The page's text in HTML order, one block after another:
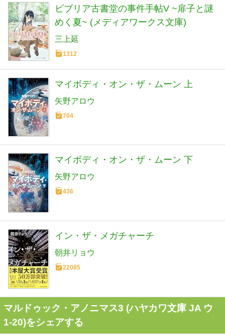
ビブリア古書堂の事件手帖V ~扉子と謎
めく夏~ (メディアワークス文庫)
三上延
1312
マイボディ・オン・ザ・ムーン 上
矢野アロウ
704
マイボディ・オン・ザ・ムーン 下
矢野アロウ
436
イン・ザ・メガチャーチ
朝井リョウ
22085
マルドゥック・アノニマス3 (ハヤカワ文庫 JA ウ
1-20)をシェアする